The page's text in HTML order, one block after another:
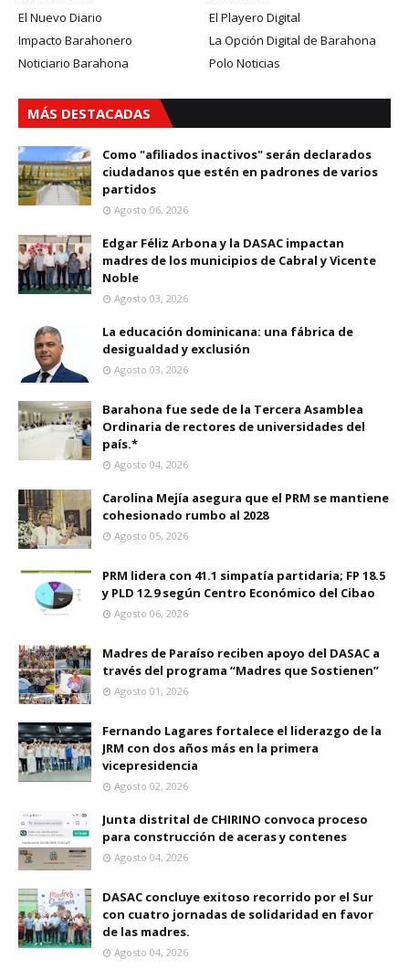
El Nuevo Diario
El Playero Digital
Impacto Barahonero
La Opción Digital de Barahona
Noticiario Barahona
Polo Noticias
MÁS DESTACADAS
Como "afiliados inactivos" serán declarados
ciudadanos que estén en padrones de varios
partidos
Agosto 06, 2026
Edgar Féliz Arbona y la DASAC impactan
madres de los municipios de Cabral y Vicente
Noble
Agosto 03, 2026
La educación dominicana: una fábrica de
desigualdad y exclusión
Agosto 03, 2026
Barahona fue sede de la Tercera Asamblea
Ordinaria de rectores de universidades del
país.*
Agosto 04, 2026
Carolina Mejía asegura que el PRM se mantiene
cohesionado rumbo al 2028
Agosto 05, 2026
PRM lidera con 41.1 simpatía partidaria; FP 18.5
y PLD 12.9 según Centro Económico del Cibao
Agosto 06, 2026
Madres de Paraíso reciben apoyo del DASAC a
través del programa “Madres que Sostienen”
Agosto 01, 2026
Fernando Lagares fortalece el liderazgo de la
JRM con dos años más en la primera
vicepresidencia
Agosto 02, 2026
Junta distrital de CHIRINO convoca proceso
para construcción de aceras y contenes
Agosto 04, 2026
DASAC concluye exitoso recorrido por el Sur
con cuatro jornadas de solidaridad en favor
de las madres.
Agosto 04, 2026